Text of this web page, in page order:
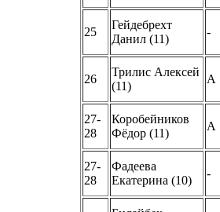
25
Гейдебрехт
Данил (11)
-
26
Трилис Алексей
(11)
A
27-
28
Коробейников
Фёдор (11)
A
27-
28
Фадеева
Екатерина (10)
-